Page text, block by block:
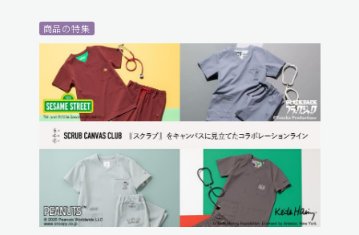
商品の特集